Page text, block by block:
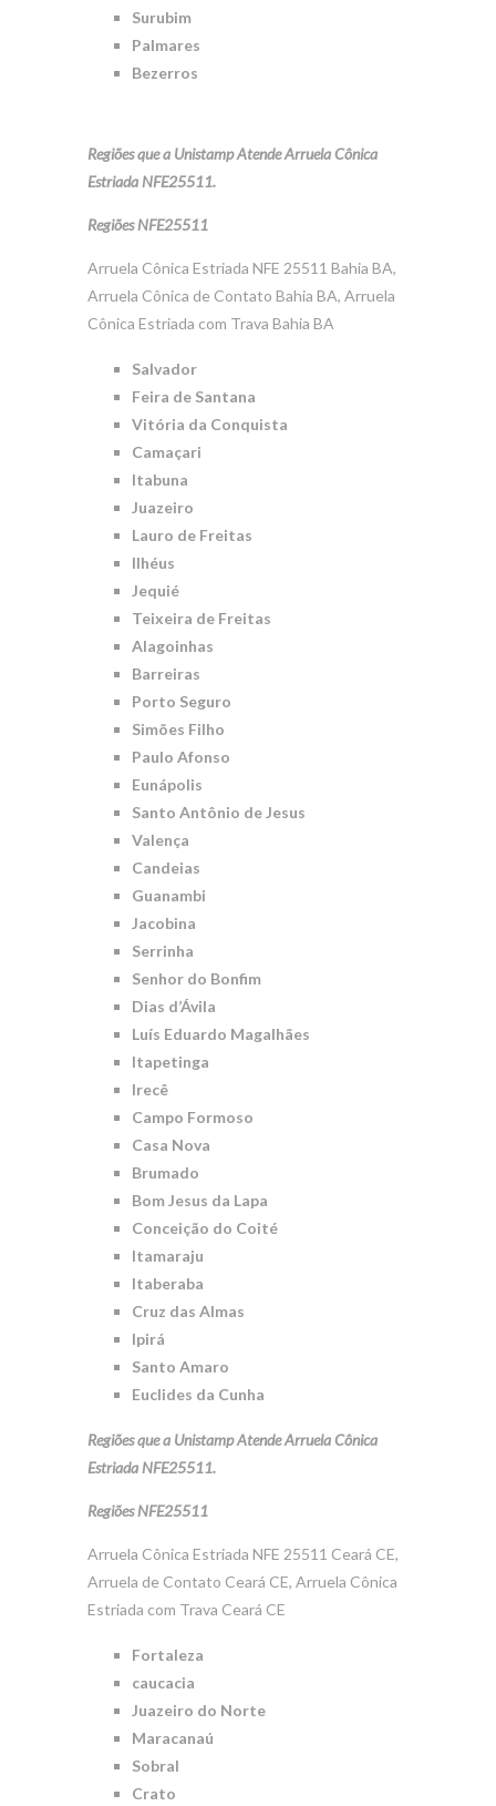
Surubim
Palmares
Bezerros
Regiões que a Unistamp Atende Arruela Cônica
Estriada NFE25511.
Regiões NFE25511
Arruela Cônica Estriada NFE 25511 Bahia BA,
Arruela Cônica de Contato Bahia BA, Arruela
Cônica Estriada com Trava Bahia BA
Salvador
Feira de Santana
Vitória da Conquista
Camaçari
Itabuna
Juazeiro
Lauro de Freitas
Ilhéus
Jequié
Teixeira de Freitas
Alagoinhas
Barreiras
Porto Seguro
Simões Filho
Paulo Afonso
Eunápolis
Santo Antônio de Jesus
Valença
Candeias
Guanambi
Jacobina
Serrinha
Senhor do Bonfim
Dias d’Ávila
Luís Eduardo Magalhães
Itapetinga
Irecê
Campo Formoso
Casa Nova
Brumado
Bom Jesus da Lapa
Conceição do Coité
Itamaraju
Itaberaba
Cruz das Almas
Ipirá
Santo Amaro
Euclides da Cunha
Regiões que a Unistamp Atende Arruela Cônica
Estriada NFE25511.
Regiões NFE25511
Arruela Cônica Estriada NFE 25511 Ceará CE,
Arruela de Contato Ceará CE, Arruela Cônica
Estriada com Trava Ceará CE
Fortaleza
caucacia
Juazeiro do Norte
Maracanaú
Sobral
Crato